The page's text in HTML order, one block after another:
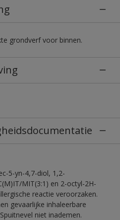
grondverf voor binnen.
5-yn-4,7-diol, 1,2-
MIT(3:1) en 2-octyl-2H-
reactie veroorzaken.
gevaarlijke inhaleerbare
niet inademen.